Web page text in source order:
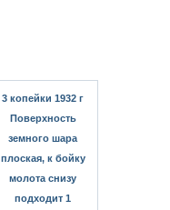
3 копейки 1932 г
Поверхность
земного шара
плоская, к бойку
молота снизу
подходит 1